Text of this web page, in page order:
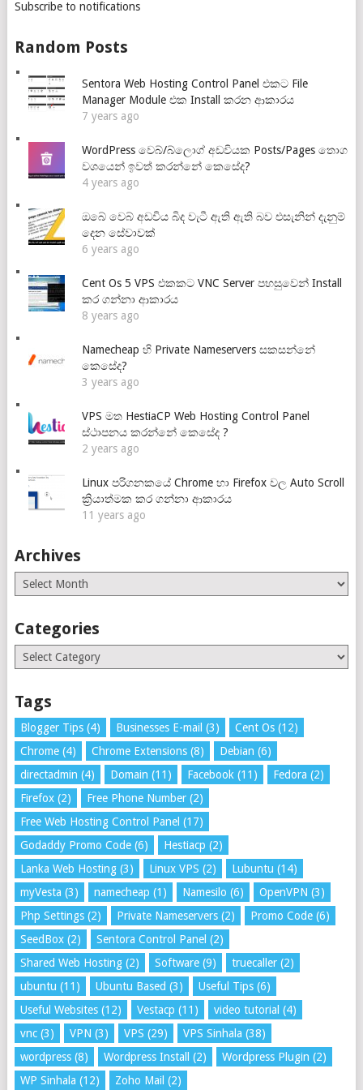
Subscribe to notifications
Random Posts
Sentora Web Hosting Control Panel එකට File
Manager Module එක Install කරන ආකාරය
7 years ago
WordPress වෙබ්/බ්ලොග් අඩවියක Posts/Pages තොග
වශයෙන් ඉවත් කරන්නේ කෙසේද?
4 years ago
ඔබේ වෙබ් අඩවිය බිද වැටී ඇති ඇති බව එසැනින් දැනුම්
දෙන සේවාවක්
6 years ago
Cent Os 5 VPS එකකට VNC Server පහසුවෙන් Install
කර ගන්නා ආකාරය
8 years ago
Namecheap හි Private Nameservers සකසන්නේ
කෙසේද?
3 years ago
VPS මත HestiaCP Web Hosting Control Panel
ස්ථාපනය කරන්නේ කෙසේද ?
2 years ago
Linux පරිගනකයේ Chrome හා Firefox වල Auto Scroll
ක්‍රියාත්මක කර ගන්නා ආකාරය
11 years ago
Archives
Archives
Categories
Categories
Tags
Blogger Tips(4) Businesses E-mail (3) Cent Os(12)
Chrome(4) Chrome Extensions(8) Debian (6)
directadmin (4) Domain (11) Facebook (11) Fedora (2)
Firefox(2) Free Phone Number(2)
Free Web Hosting Control Panel (17)
Godaddy Promo Code(6) Hestiacp (2)
Lanka Web Hosting(3) Linux VPS (2) Lubuntu (14)
myVesta (3) namecheap (1) Namesilo (6) OpenVPN (3)
Php Settings(2) Private Nameservers(2) Promo Code(6)
SeedBox(2) Sentora Control Panel (2)
Shared Web Hosting(2) Software(9) truecaller(2)
ubuntu (11) Ubuntu Based (3) Useful Tips(6)
Useful Websites(12) Vestacp (11) video tutorial (4)
vnc(3) VPN (3) VPS (29) VPS Sinhala (38)
wordpress(8) Wordpress Install (2) Wordpress Plugin (2)
WP Sinhala (12) Zoho Mail (2)